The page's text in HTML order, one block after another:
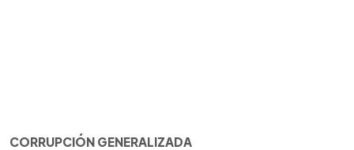
CORRUPCIÓN GENERALIZADA